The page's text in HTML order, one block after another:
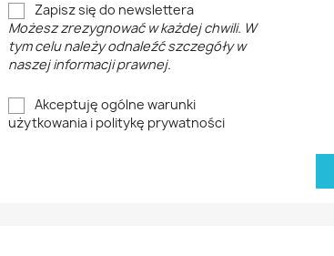
Zapisz się do newslettera
Możesz zrezygnować w każdej chwili. W
tym celu należy odnaleźć szczegóły w
naszej informacji prawnej.
Akceptuję ogólne warunki
użytkowania i politykę prywatności